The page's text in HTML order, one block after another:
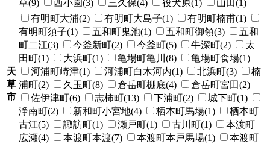
草(9) 西小園(3) 三久保(4) 役犬原(1) 山田(1)
天
草
市
有明町大浦(2) 有明町大島子(1)
有明町楠甫(1)
有明町須子(1)
五和町鬼池(1) 五和町御領(3)
五和
町二江(3)
今釜新町(2) 今釜町(5) 牛深町(2)
太
田町(1)
大浜町(1) 亀場町亀川(8)
亀場町食場(1)
河浦町崎津(1)
河浦町白木河内(1) 北浜町(3)
楠
浦町(2)
久玉町(8) 倉岳町棚底(4)
倉岳町宮田(2)
佐伊津町(6)
志柿町(13) 下浦町(2)
城下町(1)
浄南町(2)
新和町小宮地(4) 栖本町馬場(1)
栖本町
古江(5)
諏訪町(1) 瀬戸町(1) 古川町(1)
本渡町
広瀬(4)
本渡町本渡(7) 本渡町本戸馬場(1)
本渡町